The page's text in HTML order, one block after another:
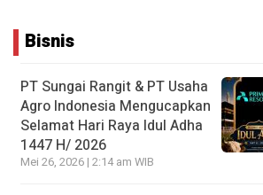
Bisnis
PT Sungai Rangit & PT Usaha
Agro Indonesia Mengucapkan
Selamat Hari Raya Idul Adha
1447 H/ 2026
Mei 26, 2026 | 2:14 am WIB